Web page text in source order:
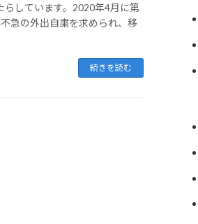
しています。2020年4月に第
急の外出自粛を求められ、移
続きを読む